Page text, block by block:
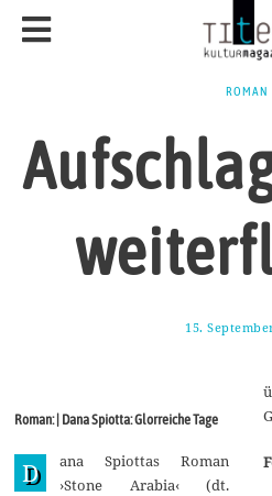
ROMAN
15.
Roman: | Dana Spiotta: Glorreiche Tage
D
ana Spiottas Roman
›Stone Arabia‹ (dt.